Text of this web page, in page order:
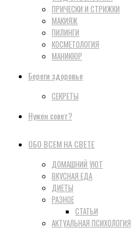
ПРИЧЕСКИ И СТРИЖКИ
МАКИЯЖ
ПИЛИНГИ
КОСМЕТОЛОГИЯ
МАНИКЮР
Береги здоровье
СЕКРЕТЫ
Нужен совет?
ОБО ВСЕМ НА СВЕТЕ
ДОМАШНИЙ УЮТ
ВКУСНАЯ ЕДА
ДИЕТЫ
РАЗНОЕ
СТАТЬИ
АКТУАЛЬНАЯ ПСИХОЛОГИЯ